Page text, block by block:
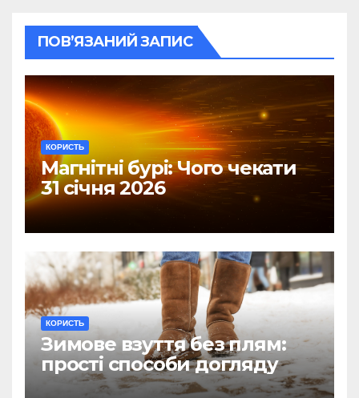
ПОВ’ЯЗАНИЙ ЗАПИС
КОРИСТЬ
Магнітні бурі: Чого чекати
31 січня 2026
КОРИСТЬ
Зимове взуття без плям:
прості способи догляду